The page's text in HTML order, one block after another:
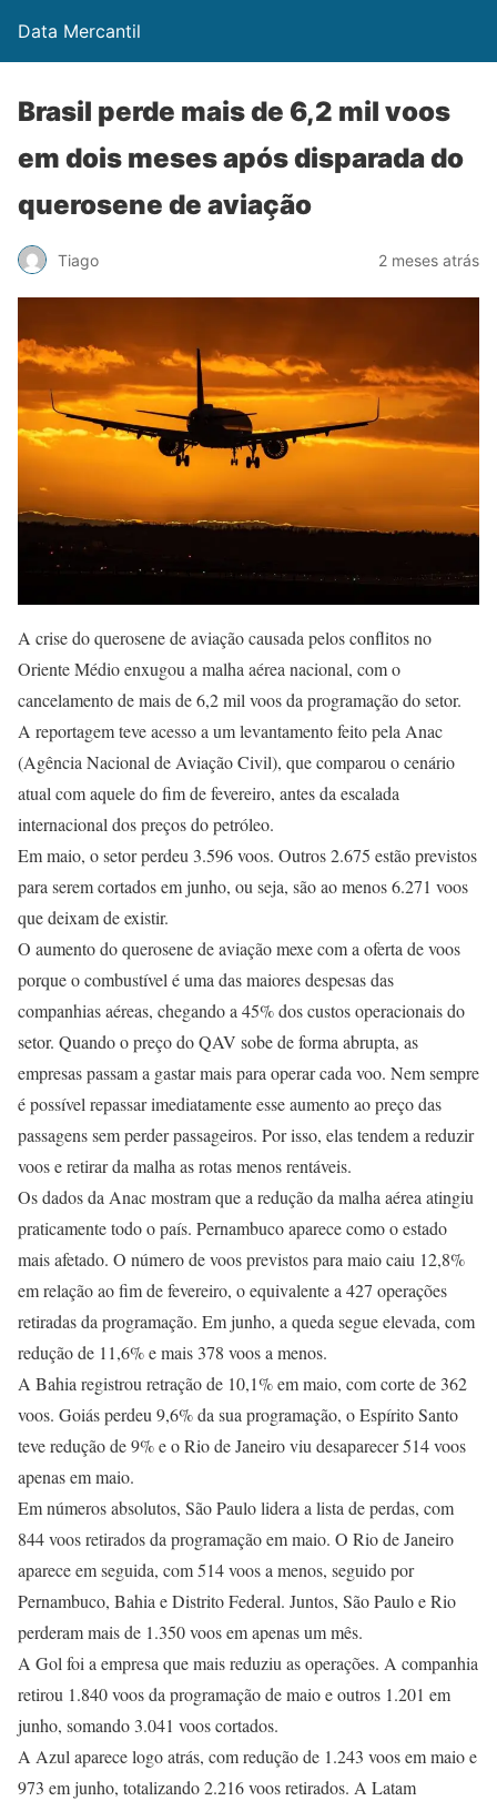
Data Mercantil
Brasil perde mais de 6,2 mil voos
em dois meses após disparada do
querosene de aviação
Tiago 2 meses atrás
A crise do querosene de aviação causada pelos conflitos no
Oriente Médio enxugou a malha aérea nacional, com o
cancelamento de mais de 6,2 mil voos da programação do setor.
A reportagem teve acesso a um levantamento feito pela Anac
(Agência Nacional de Aviação Civil), que comparou o cenário
atual com aquele do fim de fevereiro, antes da escalada
internacional dos preços do petróleo.
Em maio, o setor perdeu 3.596 voos. Outros 2.675 estão previstos
para serem cortados em junho, ou seja, são ao menos 6.271 voos
que deixam de existir.
O aumento do querosene de aviação mexe com a oferta de voos
porque o combustível é uma das maiores despesas das
companhias aéreas, chegando a 45% dos custos operacionais do
setor. Quando o preço do QAV sobe de forma abrupta, as
empresas passam a gastar mais para operar cada voo. Nem sempre
é possível repassar imediatamente esse aumento ao preço das
passagens sem perder passageiros. Por isso, elas tendem a reduzir
voos e retirar da malha as rotas menos rentáveis.
Os dados da Anac mostram que a redução da malha aérea atingiu
praticamente todo o país. Pernambuco aparece como o estado
mais afetado. O número de voos previstos para maio caiu 12,8%
em relação ao fim de fevereiro, o equivalente a 427 operações
retiradas da programação. Em junho, a queda segue elevada, com
redução de 11,6% e mais 378 voos a menos.
A Bahia registrou retração de 10,1% em maio, com corte de 362
voos. Goiás perdeu 9,6% da sua programação, o Espírito Santo
teve redução de 9% e o Rio de Janeiro viu desaparecer 514 voos
apenas em maio.
Em números absolutos, São Paulo lidera a lista de perdas, com
844 voos retirados da programação em maio. O Rio de Janeiro
aparece em seguida, com 514 voos a menos, seguido por
Pernambuco, Bahia e Distrito Federal. Juntos, São Paulo e Rio
perderam mais de 1.350 voos em apenas um mês.
A Gol foi a empresa que mais reduziu as operações. A companhia
retirou 1.840 voos da programação de maio e outros 1.201 em
junho, somando 3.041 voos cortados.
A Azul aparece logo atrás, com redução de 1.243 voos em maio e
973 em junho, totalizando 2.216 voos retirados. A Latam